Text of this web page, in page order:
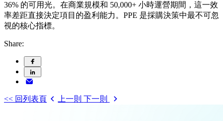
36% 的可用光。在商業規模和 50,000+ 小時運營期間，這一效
率差距直接決定項目的盈利能力。PPE 是採購決策中最不可忽
視的核心指標。
Share:
<< 回列表頁 上一則下一則